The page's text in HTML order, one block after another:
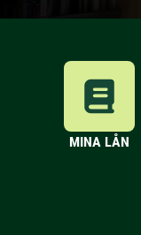
MINA LÅN